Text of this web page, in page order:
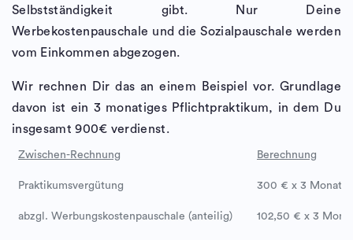
Selbstständigkeit gibt. Nur Deine
Werbekostenpauschale und die Sozialpauschale werden
vom Einkommen abgezogen.
Wir rechnen Dir das an einem Beispiel vor. Grundlage
davon ist ein 3 monatiges Pflichtpraktikum, in dem Du
insgesamt 900€ verdienst.
Zwischen-Rechnung Berechnung
Praktikumsvergütung 300 € x 3 Monate
abzgl. Werbungskostenpauschale (anteilig) 102,50 € x 3